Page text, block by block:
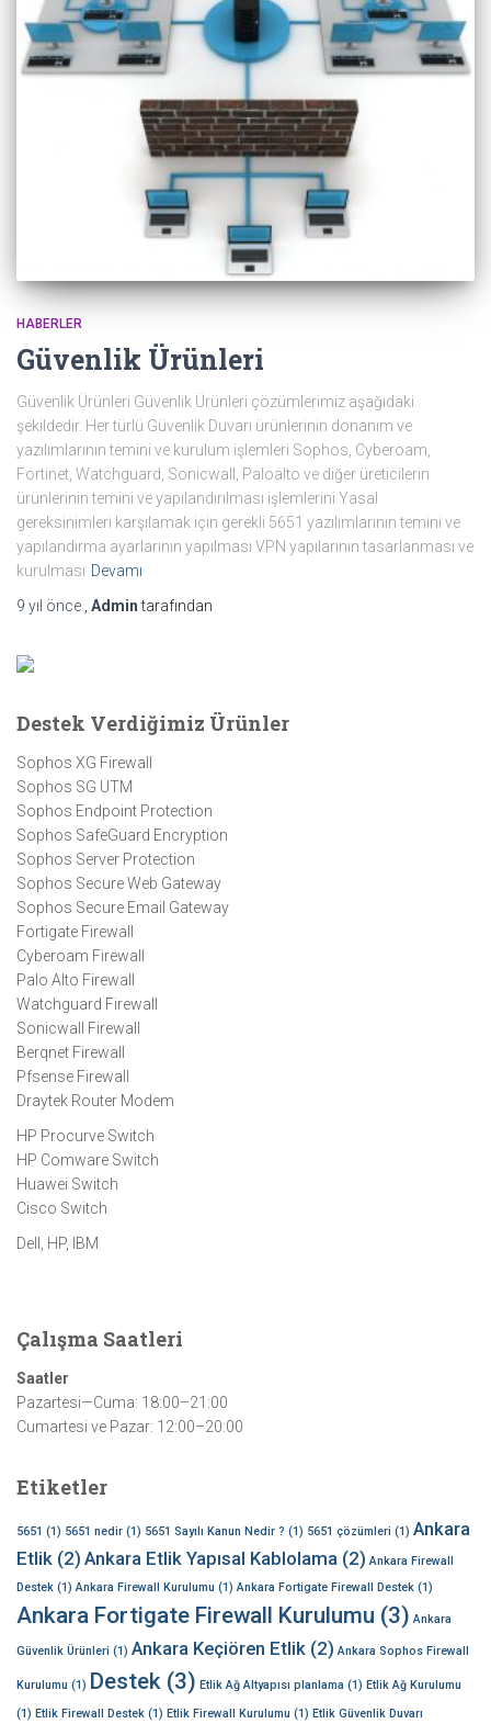
HABERLER
Güvenlik Ürünleri
Güvenlik Ürünleri Güvenlik Ürünleri çözümlerimiz aşağıdaki
şekildedir. Her türlü Güvenlik Duvarı ürünlerinin donanım ve
yazılımlarının temini ve kurulum işlemleri Sophos, Cyberoam,
Fortinet, Watchguard, Sonicwall, Paloalto ve diğer üreticilerin
ürünlerinin temini ve yapılandırılması işlemlerini Yasal
gereksinimleri karşılamak için gerekli 5651 yazılımlarının temini ve
yapılandırma ayarlarının yapılması VPN yapılarının tasarlanması ve
kurulması Devamı
9 yıl önce Admintarafından
Destek Verdiğimiz Ürünler
Sophos XG Firewall
Sophos SG UTM
Sophos Endpoint Protection
Sophos SafeGuard Encryption
Sophos Server Protection
Sophos Secure Web Gateway
Sophos Secure Email Gateway
Fortigate Firewall
Cyberoam Firewall
Palo Alto Firewall
Watchguard Firewall
Sonicwall Firewall
Berqnet Firewall
Pfsense Firewall
Draytek Router Modem
HP Procurve Switch
HP Comware Switch
Huawei Switch
Cisco Switch
Dell, HP, IBM
Çalışma Saatleri
Saatler
Pazartesi—Cuma: 18:00–21:00
Cumartesi ve Pazar: 12:00–20:00
Etiketler
5651 (1) 5651 nedir (1) 5651 Sayılı Kanun Nedir ? (1) 5651 çözümleri (1) Ankara
Etlik (2) Ankara Etlik Yapısal Kablolama (2) Ankara Firewall
Destek (1) Ankara Firewall Kurulumu (1) Ankara Fortigate Firewall Destek (1)
Ankara Fortigate Firewall Kurulumu (3) Ankara
Güvenlik Ürünleri (1) Ankara Keçiören Etlik (2) Ankara Sophos Firewall
Kurulumu (1) Destek (3) Etlik Ağ Altyapısı planlama (1) Etlik Ağ Kurulumu
(1) Etlik Firewall Destek (1) Etlik Firewall Kurulumu (1) Etlik Güvenlik Duvarı